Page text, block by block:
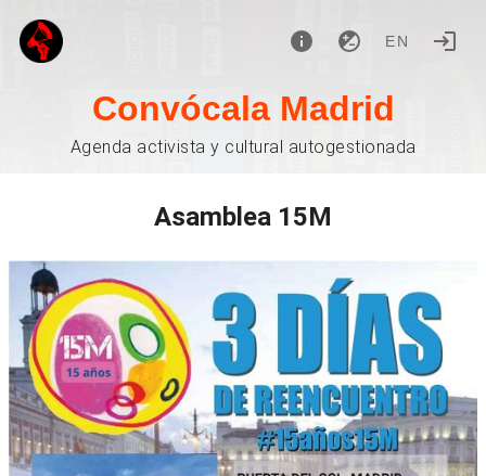
EN
Convócala Madrid
Agenda activista y cultural autogestionada
Asamblea 15M